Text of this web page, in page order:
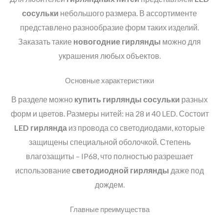
сосульки небольшого размера. В ассортименте
представлено разнообразие форм таких изделий.
Заказать такие новогодние гирлянды можно для
украшения любых объектов.
Основные характеристики
В разделе можно купить гирлянды сосульки разных
форм и цветов. Размеры нитей: на 28 и 40 LED. Состоит
LED гирлянда из провода со светодиодами, которые
защищены специальной оболочкой. Степень
влагозащиты – IP68, что полностью разрешает
использование светодиодной гирлянды даже под
дождем.
Главные преимущества